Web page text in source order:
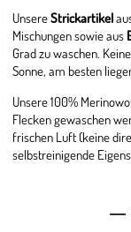
UnsereStrickartikel
Mischungen sowie aus
Grad zu waschen.
Sonne, am besten
Unsere 100%
Flecken gewaschen
frischen Luft (keine
selbstreinigende